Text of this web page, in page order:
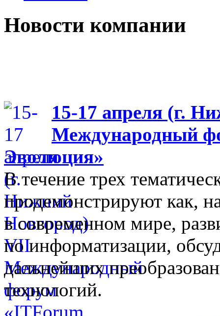
Новости компании
15-17 апреля (г.
Международный
Эволюция»
В течение трех
продемонстрируют как,
в современном мире,
по информатизации,
дальнейших
технологий.